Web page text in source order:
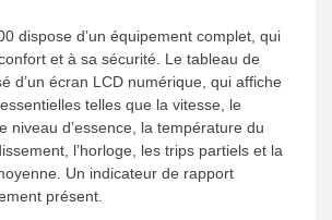
dispose d’un équipement complet, qui
et à sa sécurité. Le tableau de
d’un écran LCD numérique, qui affiche
telles que la vitesse, le
niveau d’essence, la température du
l’horloge, les trips partiels et la
Un indicateur de rapport
présent.